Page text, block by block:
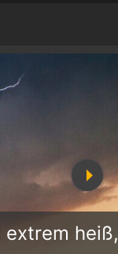
extrem heiß,